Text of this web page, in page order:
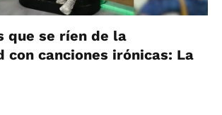
que se ríen de la
con canciones irónicas: La